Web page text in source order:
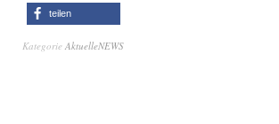
teilen
Kategorie AktuelleNEWS